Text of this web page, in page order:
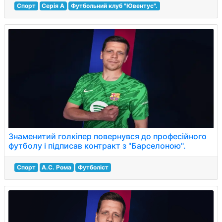
Спорт Серія A Футбольний клуб "Ювентус".
Знаменитий голкіпер повернувся до професійного
футболу і підписав контракт з "Барселоною".
Спорт А.С. Рома Футболіст